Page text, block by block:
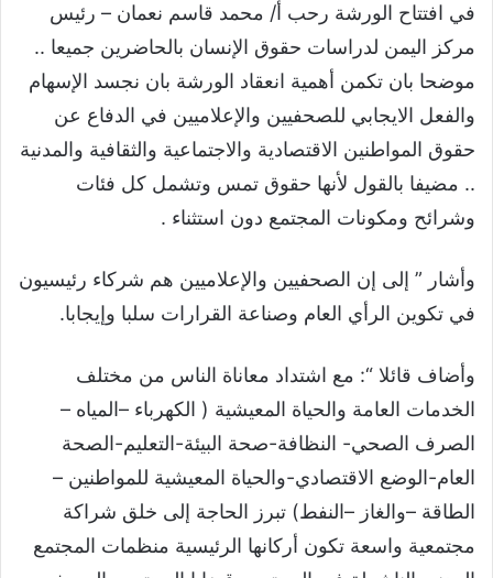
في افتتاح الورشة رحب أ/ محمد قاسم نعمان – رئيس
مركز اليمن لدراسات حقوق الإنسان بالحاضرين جميعا ..
موضحا بان تكمن أهمية انعقاد الورشة بان نجسد الإسهام
والفعل الايجابي للصحفيين والإعلاميين في الدفاع عن
حقوق المواطنين الاقتصادية والاجتماعية والثقافية والمدنية
.. مضيفا بالقول لأنها حقوق تمس وتشمل كل فئات
وشرائح ومكونات المجتمع دون استثناء .
وأشار ” إلى إن الصحفيين والإعلاميين هم شركاء رئيسيون
في تكوين الرأي العام وصناعة القرارات سلبا وإيجابا.
وأضاف قائلا “: مع اشتداد معاناة الناس من مختلف
الخدمات العامة والحياة المعيشية ( الكهرباء –المياه –
الصرف الصحي- النظافة-صحة البيئة-التعليم-الصحة
العام-الوضع الاقتصادي-والحياة المعيشية للمواطنين –
الطاقة –والغاز –النفط) تبرز الحاجة إلى خلق شراكة
مجتمعية واسعة تكون أركانها الرئيسية منظمات المجتمع